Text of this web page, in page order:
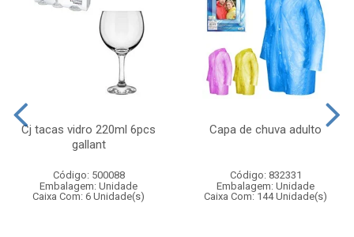
Cj tacas vidro 220ml 6pcs
gallant
Código: 500088
Embalagem: Unidade
Caixa Com: 6 Unidade(s)
Capa de chuva adulto
Código: 832331
Embalagem: Unidade
Caixa Com: 144 Unidade(s)